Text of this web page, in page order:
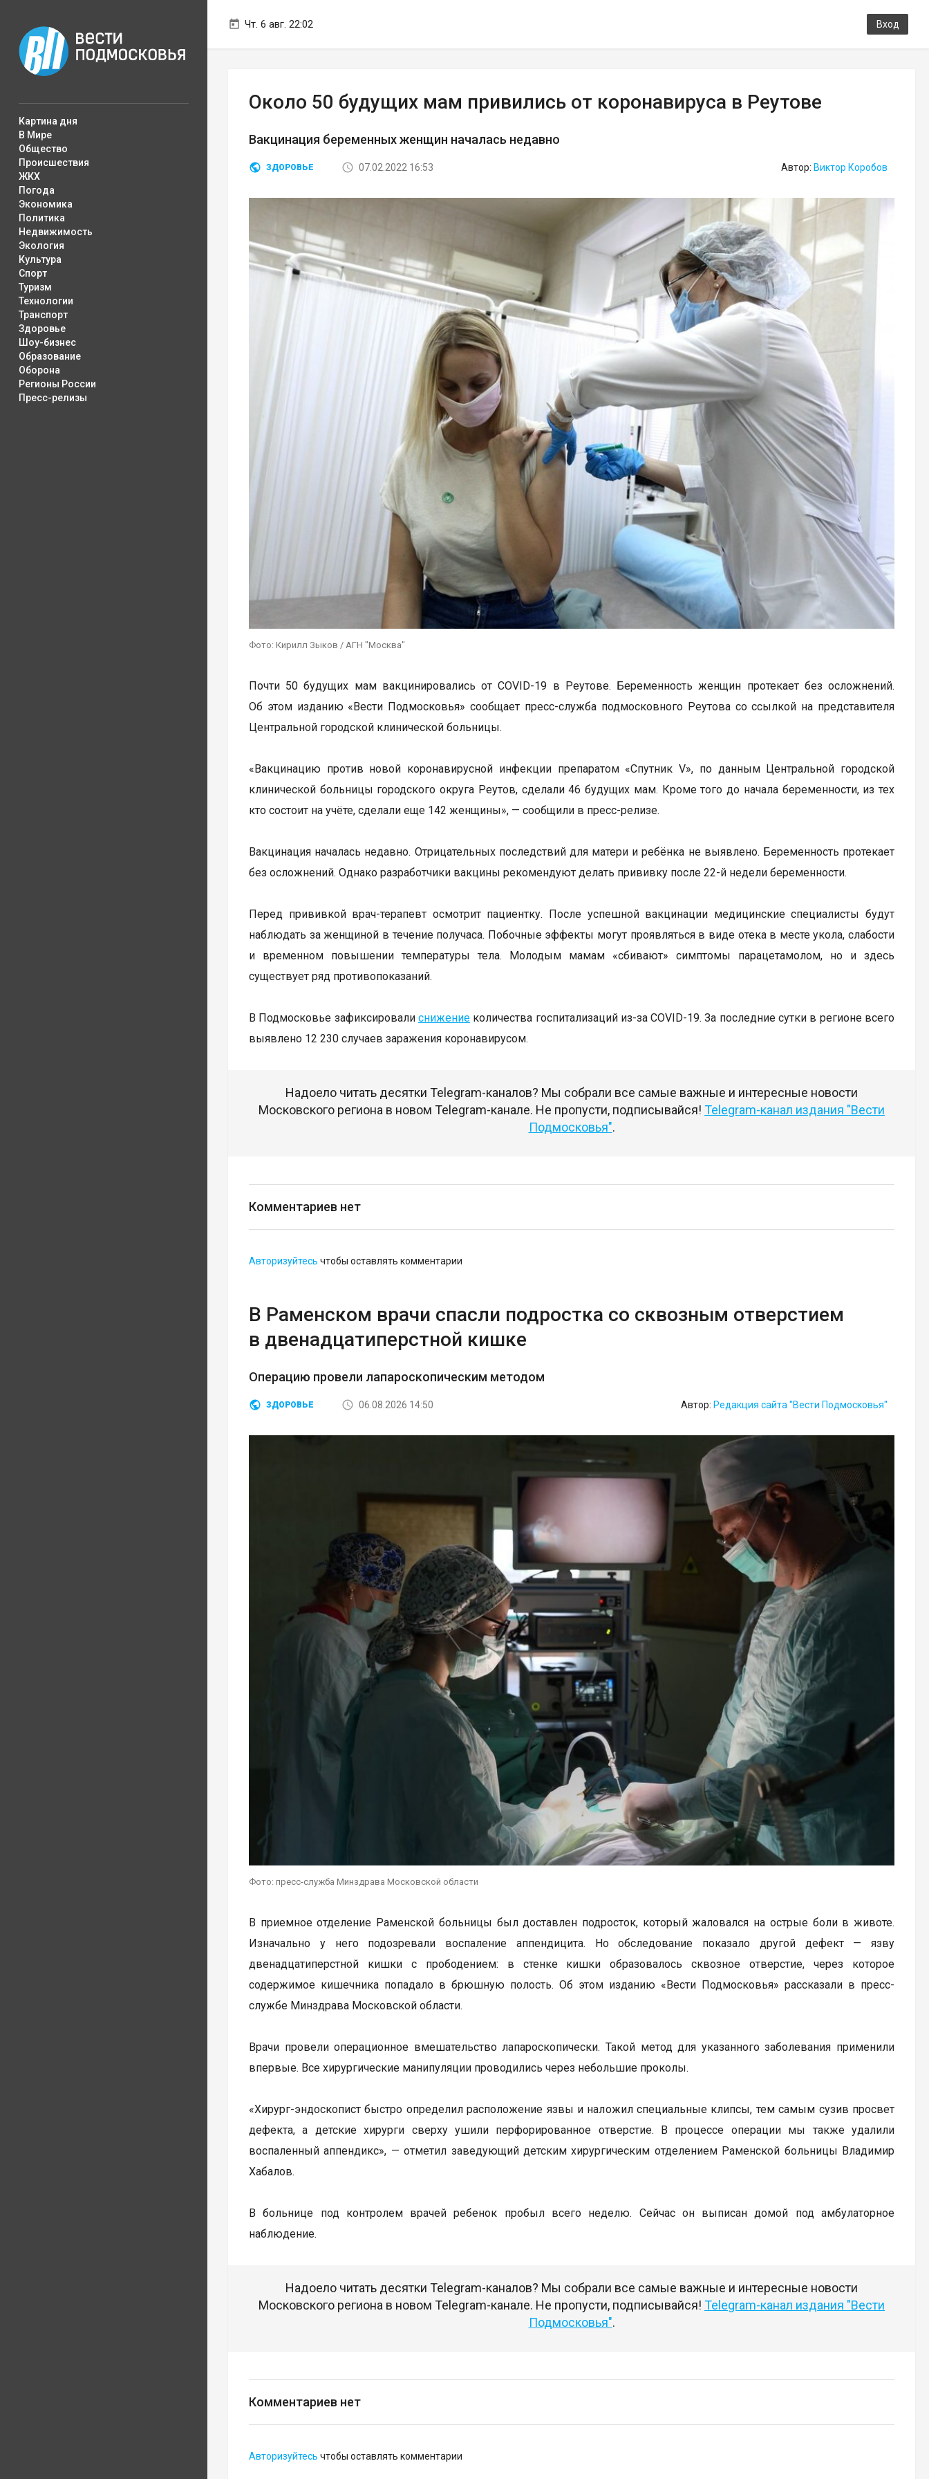
Чт. 6 авг. 22:02 Вход
Картина дня
В Мире
Общество
Происшествия
ЖКХ
Погода
Экономика
Политика
Недвижимость
Экология
Культура
Спорт
Туризм
Технологии
Транспорт
Здоровье
Шоу-бизнес
Образование
Оборона
Регионы России
Пресс-релизы
Около 50 будущих мам привились от коронавируса в Реутове
Вакцинация беременных женщин началась недавно
ЗДОРОВЬЕ 07.02.2022 16:53 Автор: Виктор Коробов
Фото: Кирилл Зыков / АГН "Москва"
Почти 50 будущих мам вакцинировались от COVID-19 в Реутове. Беременность женщин протекает без осложнений.
Об этом изданию «Вести Подмосковья» сообщает пресс-служба подмосковного Реутова со ссылкой на представителя
Центральной городской клинической больницы.
«Вакцинацию против новой коронавирусной инфекции препаратом «Спутник V», по данным Центральной городской
клинической больницы городского округа Реутов, сделали 46 будущих мам. Кроме того до начала беременности, из тех
кто состоит на учёте, сделали еще 142 женщины», — сообщили в пресс-релизе.
Вакцинация началась недавно. Отрицательных последствий для матери и ребёнка не выявлено. Беременность протекает
без осложнений. Однако разработчики вакцины рекомендуют делать прививку после 22-й недели беременности.
Перед прививкой врач-терапевт осмотрит пациентку. После успешной вакцинации медицинские специалисты будут
наблюдать за женщиной в течение получаса. Побочные эффекты могут проявляться в виде отека в месте укола, слабости
и временном повышении температуры тела. Молодым мамам «сбивают» симптомы парацетамолом, но и здесь
существует ряд противопоказаний.
В Подмосковье зафиксировали снижениеколичества госпитализаций из-за COVID-19. За последние сутки в регионе всего
выявлено 12 230 случаев заражения коронавирусом.
Надоело читать десятки Telegram-каналов? Мы собрали все самые важные и интересные новости
Московского региона в новом Telegram-канале. Не пропусти, подписывайся! Telegram-канал издания "Вести
Подмосковья".
Комментариев нет
Авторизуйтесь чтобы оставлять комментарии
В Раменском врачи спасли подростка со сквозным отверстием
в двенадцатиперстной кишке
Операцию провели лапароскопическим методом
ЗДОРОВЬЕ 06.08.2026 14:50 Автор: Редакция сайта "Вести Подмосковья"
Фото: пресс-служба Минздрава Московской области
В приемное отделение Раменской больницы был доставлен подросток, который жаловался на острые боли в животе.
Изначально у него подозревали воспаление аппендицита. Но обследование показало другой дефект — язву
двенадцатиперстной кишки с прободением: в стенке кишки образовалось сквозное отверстие, через которое
содержимое кишечника попадало в брюшную полость. Об этом изданию «Вести Подмосковья» рассказали в пресс-
службе Минздрава Московской области.
Врачи провели операционное вмешательство лапароскопически. Такой метод для указанного заболевания применили
впервые. Все хирургические манипуляции проводились через небольшие проколы.
«Хирург-эндоскопист быстро определил расположение язвы и наложил специальные клипсы, тем самым сузив просвет
дефекта, а детские хирурги сверху ушили перфорированное отверстие. В процессе операции мы также удалили
воспаленный аппендикс», — отметил заведующий детским хирургическим отделением Раменской больницы Владимир
Хабалов.
В больнице под контролем врачей ребенок пробыл всего неделю. Сейчас он выписан домой под амбулаторное
наблюдение.
Надоело читать десятки Telegram-каналов? Мы собрали все самые важные и интересные новости
Московского региона в новом Telegram-канале. Не пропусти, подписывайся! Telegram-канал издания "Вести
Подмосковья".
Комментариев нет
Авторизуйтесь чтобы оставлять комментарии